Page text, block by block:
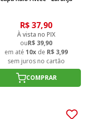
R$ 37,90
À vista no PIX
ouR$ 39,90
em até10x de R$ 3,99
sem juros no cartão
COMPRAR